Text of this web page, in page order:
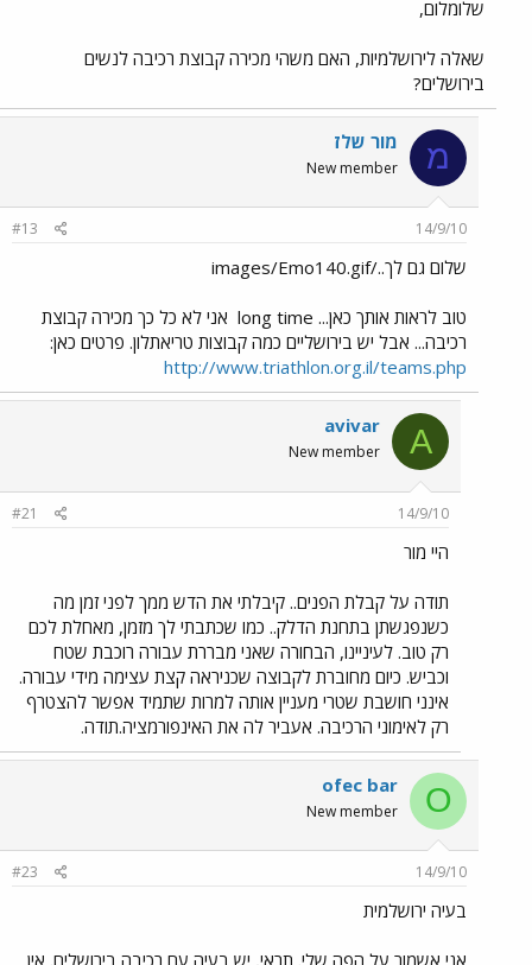
שלומלום,
שאלה לירושלמיות, האם משהי מכירה קבוצת רכיבה לנשים
בירושלים?
מ מור שלז
New member
14/9/10
#13
שלום גם לך../images/Emo140.gif
טוב לראות אותך כאן... long time
אני לא כל כך מכירה קבוצת
רכיבה... אבל יש בירושליים כמה קבוצות טריאתלון. פרטים כאן:
http://www.triathlon.org.il/teams.php
A
avivar
New member
14/9/10
#21
היי מור
תודה על קבלת הפנים.. קיבלתי את הדש ממך לפני זמן מה
כשנפגשתן בתחנת הדלק.. כמו שכתבתי לך מזמן, מאחלת לכם
רק טוב. לעיניינו, הבחורה שאני מבררת עבורה רוכבת שטח
וכביש. כיום מחוברת לקבוצה שכניראה קצת עצימה מידי עבורה.
אינני חושבת שטרי מעניין אותה למרות שתמיד אפשר להצטרף
רק לאימוני הרכיבה. אעביר לה את האינפורמציה.תודה.
O
ofec bar
New member
14/9/10
#23
בעיה ירושלמית
אני אשמור על הפה שלי. תראי, יש בעיה עם רכיבה בירושלים. אין